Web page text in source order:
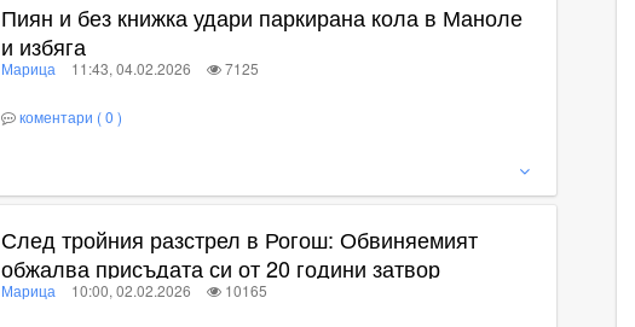
Пиян и без книжка удари паркирана кола в Маноле
и избяга
Марица 11:43, 04.02.2026 7125
коментари ( 0 )
След тройния разстрел в Рогош: Обвиняемият
обжалва присъдата си от 20 години затвор
Марица 10:00, 02.02.2026 10165